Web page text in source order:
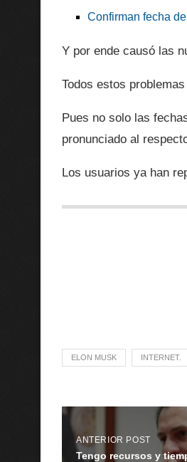
Confirman fecha
Y por ende causó las
Todos estos
Pues no solo las
pronunciado al
Los usuarios ya han
ELON MUSK INTERNET.
ANTERIOR POST
Tengo recursos y